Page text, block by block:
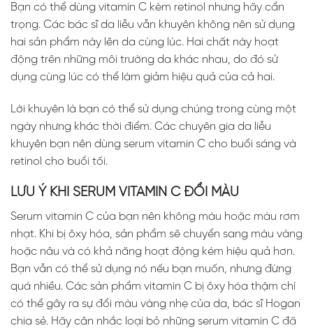
Bạn có thể dùng vitamin C kèm retinol nhưng hãy cẩn
trọng. Các bác sĩ da liễu vẫn khuyên không nên sử dụng
hai sản phẩm này lên da cùng lúc. Hai chất này hoạt
động trên những môi trường da khác nhau, do đó sử
dụng cùng lúc có thể làm giảm hiệu quả của cả hai.
Lời khuyên là bạn có thể sử dụng chúng trong cùng một
ngày nhưng khác thời điểm. Các chuyên gia da liễu
khuyên bạn nên dùng serum vitamin C cho buổi sáng và
retinol cho buổi tối.
LƯU Ý KHI SERUM VITAMIN C ĐỔI MÀU
Serum vitamin C của bạn nên không màu hoặc màu rơm
nhạt. Khi bị ôxy hóa, sản phẩm sẽ chuyển sang màu vàng
hoặc nâu và có khả năng hoạt động kém hiệu quả hơn.
Bạn vẫn có thể sử dụng nó nếu bạn muốn, nhưng đừng
quá nhiều. Các sản phẩm vitamin C bị ôxy hóa thậm chí
có thể gây ra sự đổi màu vàng nhẹ của da, bác sĩ Hogan
chia sẻ. Hãy cân nhắc loại bỏ những serum vitamin C đã